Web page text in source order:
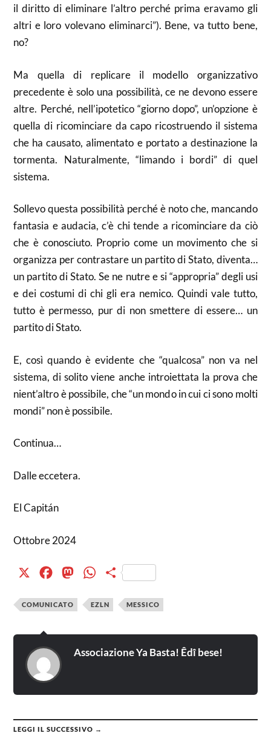
il diritto di eliminare l’altro perché prima eravamo gli
altri e loro volevano eliminarci”). Bene, va tutto bene,
no?
Ma quella di replicare il modello organizzativo
precedente è solo una possibilità, ce ne devono essere
altre. Perché, nell’ipotetico “giorno dopo”, un’opzione è
quella di ricominciare da capo ricostruendo il sistema
che ha causato, alimentato e portato a destinazione la
tormenta. Naturalmente, “limando i bordi” di quel
sistema.
Sollevo questa possibilità perché è noto che, mancando
fantasia e audacia, c’è chi tende a ricominciare da ciò
che è conosciuto. Proprio come un movimento che si
organizza per contrastare un partito di Stato, diventa…
un partito di Stato. Se ne nutre e si “appropria” degli usi
e dei costumi di chi gli era nemico. Quindi vale tutto,
tutto è permesso, pur di non smettere di essere… un
partito di Stato.
E, così quando è evidente che “qualcosa” non va nel
sistema, di solito viene anche introiettata la prova che
nient’altro è possibile, che “un mondo in cui ci sono molti
mondi” non è possibile.
Continua…
Dalle eccetera.
El Capitán
Ottobre 2024
FacebookMastodonWhatsAppCondividi
COMUNICATO EZLN MESSICO
Associazione Ya Basta! Êdî bese!
LEGGI IL SUCCESSIVO →